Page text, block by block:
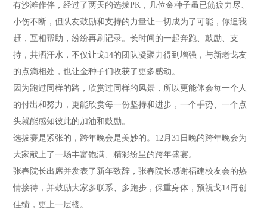
有沙滩作伴，经过了两天的选拔PK，几位金种子虽已筋疲力尽、
小伤不断，但队友鼓励和支持的力量让一切成为了可能，你追我
赶，互相帮助，纷纷再刷记录。长时间的一起奔跑、鼓励、支
持，共洒汗水，不仅让戈14的团队凝聚力得到增强，与新老戈友
的点滴相处，也让金种子们收获了更多感动。
因为跑过同样的路，欣赏过同样的风景，所以更能体会每一个人
的付出和努力，更能欣赏每一份坚持和进步，一个手势、一个点
头就能感知彼此的加油和鼓励。
选拔赛是紧张的，跨年晚会是美妙的。12月31日晚的跨年晚会为
大家献上了一场丰富饱满、精彩纷呈的跨年盛宴。
张春院长出席并发表了新年致辞，张春院长感谢福建校友会的热
情接待，并鼓励大家多联系、多跑步，保重身体，预祝戈14再创
佳绩，更上一层楼。